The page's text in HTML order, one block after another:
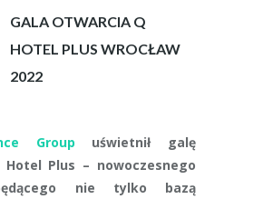
GALA OTWARCIA Q
HOTEL PLUS WROCŁAW
2022
Group uświetnił galę
Plus – nowoczesnego
nie tylko bazą